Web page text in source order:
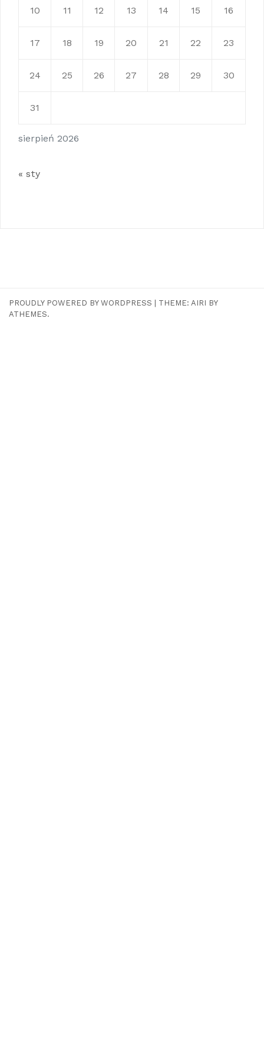
sierpień 2026
10 11 12 13 14 15 16
17 18 19 20 21 22 23
24 25 26 27 28 29 30
31
« sty
PROUDLY POWERED BY WORDPRESS THEME: AIRI BY
ATHEMES.